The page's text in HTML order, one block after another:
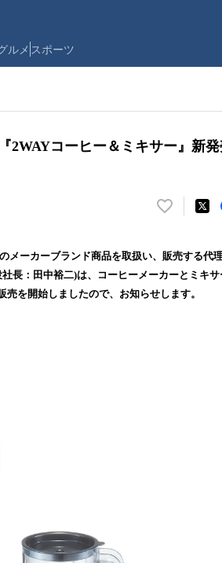
ルメ スポーツ
2WAYコーヒー＆ミキサー』新
い
！
数
を
メーカーブランド商品を取扱い、販売する代
長：田中裕二)は、コーヒーメーカーとミキ
を開始しましたので、お知らせします。